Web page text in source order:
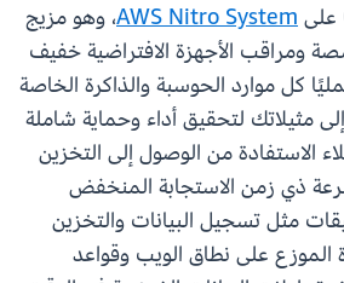
AWS Nitro System، وهو مزيج
ومراقب الأجهزة الافتراضية خفيف
كل موارد الحوسبة والذاكرة الخاصة
مثيلاتك لتحقيق أداء وحماية شاملة
الاستفادة من الوصول إلى التخزين
ذي زمن الاستجابة المنخفض
مثل تسجيل البيانات والتخزين
الموزع على نطاق الويب وقواعد